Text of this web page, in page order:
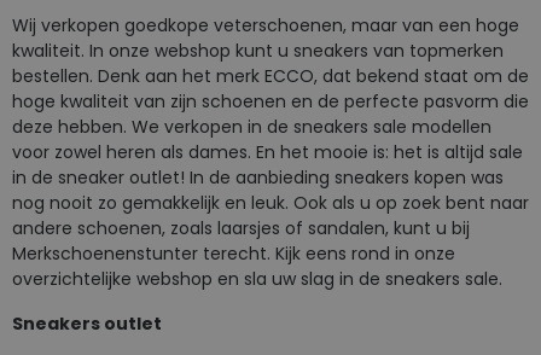
Wij verkopen goedkope veterschoenen, maar van een hoge
kwaliteit. In onze webshop kunt u sneakers van topmerken
bestellen. Denk aan het merk ECCO, dat bekend staat om de
hoge kwaliteit van zijn schoenen en de perfecte pasvorm die
deze hebben. We verkopen in de sneakers sale modellen
voor zowel heren als dames. En het mooie is: het is altijd sale
in de sneaker outlet! In de aanbieding sneakers kopen was
nog nooit zo gemakkelijk en leuk. Ook als u op zoek bent naar
andere schoenen, zoals laarsjes of sandalen, kunt u bij
Merkschoenenstunter terecht. Kijk eens rond in onze
overzichtelijke webshop en sla uw slag in de sneakers sale.
Sneakers outlet